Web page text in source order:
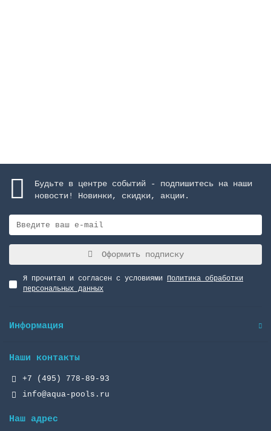
Будьте в центре событий - подпишитесь на наши
новости! Новинки, скидки, акции.
Оформить подписку
Я прочитал и согласен с условиями Политика обработки
персональных данных
Информация
Наши контакты
+7 (495) 778-89-93
info@aqua-pools.ru
Наш адрес